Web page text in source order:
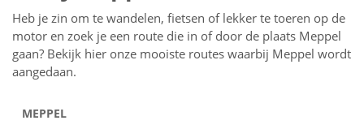
Heb je zin om te wandelen, fietsen of lekker te toeren op de
motor en zoek je een route die in of door de plaats Meppel
gaan? Bekijk hier onze mooiste routes waarbij Meppel wordt
aangedaan.